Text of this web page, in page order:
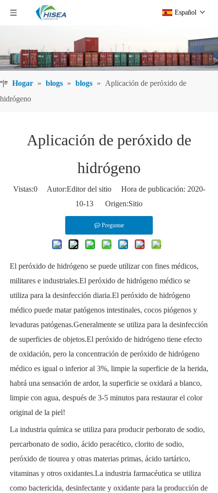
Español
Hogar » blogs » blogs »
Aplicación de peróxido de
hidrógeno
Aplicación de peróxido de
hidrógeno
Vistas:0Autor:Editor del sitio Hora de publicación: 2020-
10-13 Origen:Sitio
Preguntar
El peróxido de hidrógeno se puede utilizar con fines médicos,
militares e industriales.El peróxido de hidrógeno médico se
utiliza para la desinfección diaria.El peróxido de hidrógeno
médico puede matar patógenos intestinales, cocos piógenos y
levaduras patógenas.Generalmente se utiliza para la desinfección
de superficies de objetos.El peróxido de hidrógeno tiene efecto
de oxidación, pero la concentración de peróxido de hidrógeno
médico es igual o inferior al 3%, limpie la superficie de la herida,
habrá una sensación de ardor, la superficie se oxidará a blanco,
limpie con agua, después de 3-5 minutos para restaurar el color
original de la piel!
La industria química se utiliza para producir perborato de sodio,
percarbonato de sodio, ácido peracético, clorito de sodio,
peróxido de tiourea y otras materias primas, ácido tartárico,
vitaminas y otros oxidantes.La industria farmacéutica se utiliza
como bactericida, desinfectante y oxidante para la producción de